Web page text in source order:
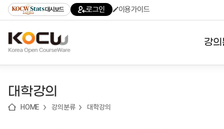
기
기
기
content)
가
대시보드 로그인 이용가이드
강
대학강의
HOME 강의분류 대학강의